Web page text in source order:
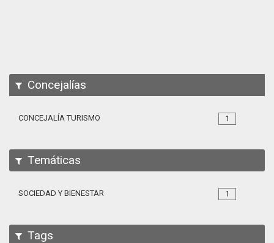
Concejalías
1
CONCEJALÍA TURISMO
Temáticas
1
SOCIEDAD Y BIENESTAR
Tags